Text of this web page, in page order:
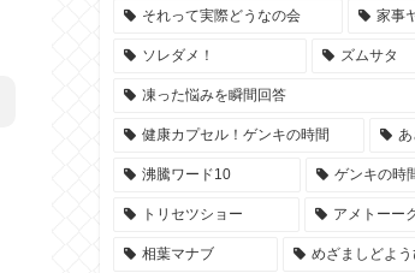
それって実際どうなの会 家事
ソレダメ！ ズムサタ
凍った悩みを瞬間回答
健康カプセル！ゲンキの時間 あ
沸騰ワード10 ゲンキの時
トリセツショー アメトーー
相葉マナブ めざましどよう